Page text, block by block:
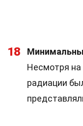
18
Несмотря на
радиации